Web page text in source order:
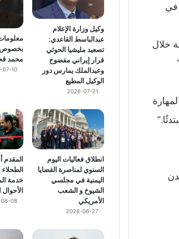
في
خلال
وكيل وزارة الإعلام
عبدالباسط القاعدي:
تصعيد مليشيا الحوثي
قرار إيراني مفضوح
وعبدالملك يمارس دور
الوكيل المطيع
2026-07-21
بخصوص
محمد
07-10
انطلاق فعاليات اليوم
السنوي لمناصرة القضايا
اليمنية في مجلسي
الشيوخ و الشعب
الأمريكي
2026-06-27
المقدم
خدمة
الأحوال
08